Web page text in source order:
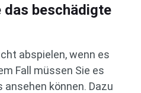
das beschädigte
abspielen, wenn es
Fall müssen Sie es
ansehen können. Dazu